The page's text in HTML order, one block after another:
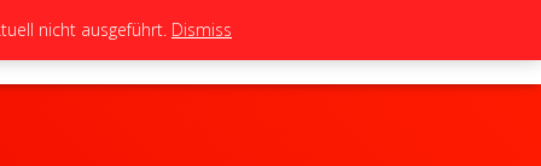
TEAM TUNING BIKES
nicht ausgeführt. Dismiss